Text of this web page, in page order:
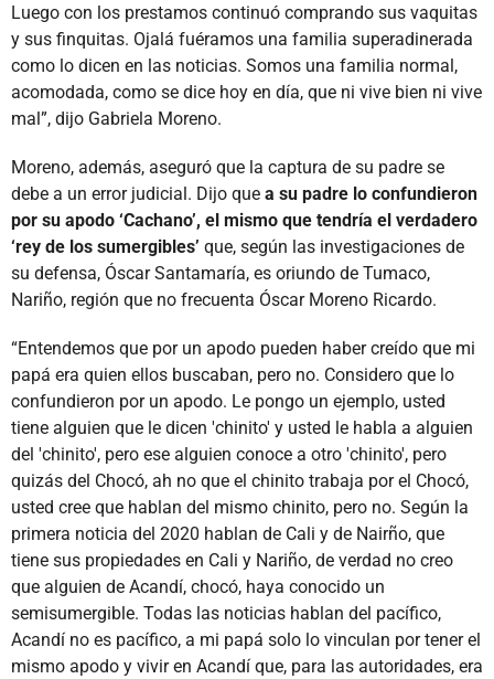
Luego con los prestamos continuó comprando sus vaquitas
y sus finquitas. Ojalá fuéramos una familia superadinerada
como lo dicen en las noticias. Somos una familia normal,
acomodada, como se dice hoy en día, que ni vive bien ni vive
mal”, dijo Gabriela Moreno.
Moreno, además, aseguró que la captura de su padre se
debe a un error judicial. Dijo que a su padre lo confundieron
por su apodo ‘Cachano’, el mismo que tendría el verdadero
‘rey de los sumergibles’ que, según las investigaciones de
su defensa, Óscar Santamaría, es oriundo de Tumaco,
Nariño, región que no frecuenta Óscar Moreno Ricardo.
“Entendemos que por un apodo pueden haber creído que mi
papá era quien ellos buscaban, pero no. Considero que lo
confundieron por un apodo. Le pongo un ejemplo, usted
tiene alguien que le dicen 'chinito' y usted le habla a alguien
del 'chinito', pero ese alguien conoce a otro 'chinito', pero
quizás del Chocó, ah no que el chinito trabaja por el Chocó,
usted cree que hablan del mismo chinito, pero no. Según la
primera noticia del 2020 hablan de Cali y de Nairño, que
tiene sus propiedades en Cali y Nariño, de verdad no creo
que alguien de Acandí, chocó, haya conocido un
semisumergible. Todas las noticias hablan del pacífico,
Acandí no es pacífico, a mi papá solo lo vinculan por tener el
mismo apodo y vivir en Acandí que, para las autoridades, era